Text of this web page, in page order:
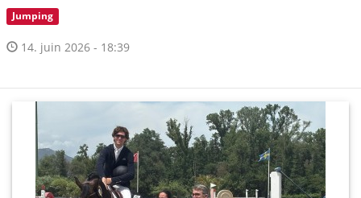
Jumping
14. juin 2026 - 18:39